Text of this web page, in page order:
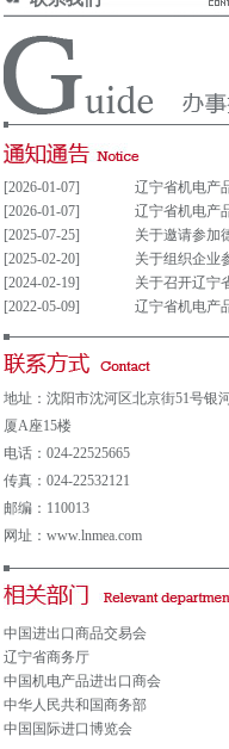
[2026-01-07]
[2026-01-07]
[2025-07-25]
[2025-02-20]
[2024-02-19]
[2022-05-09]
地址：沈阳市沈河区北京街51号银
厦A座15楼
电话：024-22525665
传真：024-22532121
邮编：110013
网址：www.lnmea.com
中国进出口商品交易会
辽宁省商务厅
中国机电产品进出口商会
中华人民共和国商务部
中国国际进口博览会